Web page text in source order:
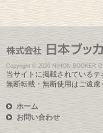
Copyright © 2026 NIHON BOOKER
当サイトに掲載されている
無断転載・無断使用はご遠慮
ホーム
お問い合わせ